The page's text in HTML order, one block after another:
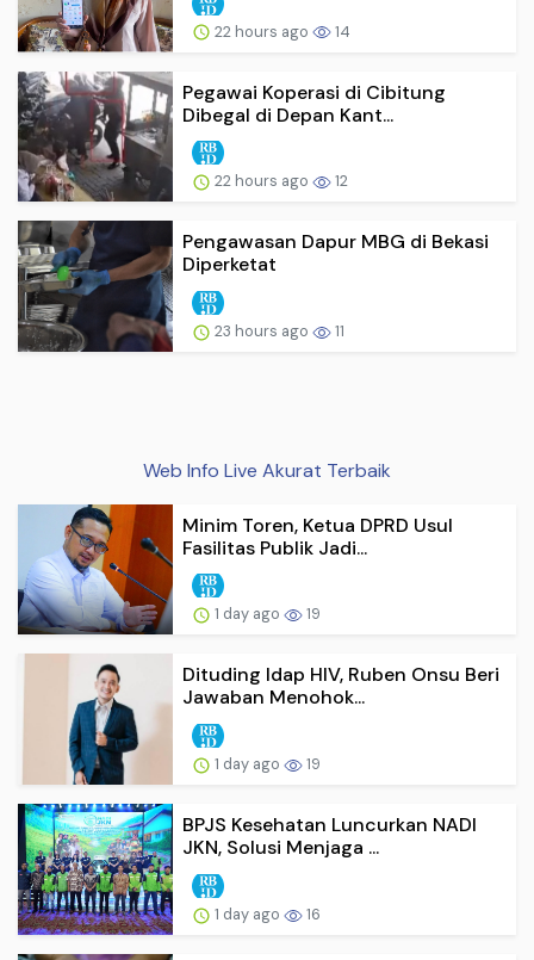
22 hours ago 14
Pegawai Koperasi di Cibitung
Dibegal di Depan Kant...
22 hours ago 12
Pengawasan Dapur MBG di Bekasi
Diperketat
23 hours ago 11
Web Info Live Akurat Terbaik
Minim Toren, Ketua DPRD Usul
Fasilitas Publik Jadi...
1 day ago 19
Dituding Idap HIV, Ruben Onsu Beri
Jawaban Menohok...
1 day ago 19
BPJS Kesehatan Luncurkan NADI
JKN, Solusi Menjaga ...
1 day ago 16